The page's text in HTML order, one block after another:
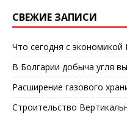
СВЕЖИЕ ЗАПИСИ
Что сегодня с экономикой
В Болгарии добыча угля
Расширение газового
Строительство